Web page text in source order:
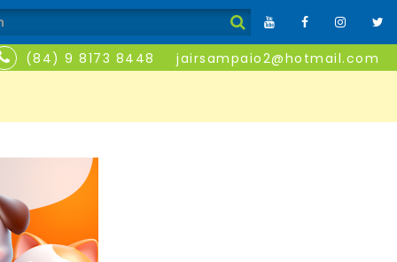
(84) 9 8173 8448 jairsampaio2@hotmail.com